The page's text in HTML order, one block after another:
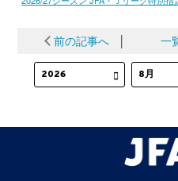
前の記事へ │ 一